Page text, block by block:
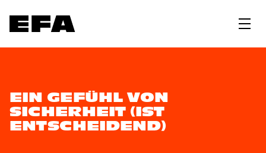
EIN GEFÜHL VON
SICHERHEIT (IST
ENTSCHEIDEND)